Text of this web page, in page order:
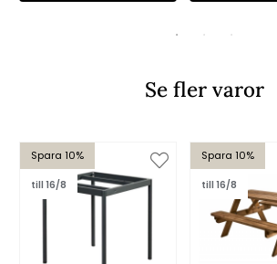
Se fler varor
Spara 10%
till 16/8
Spara 10%
till 16/8